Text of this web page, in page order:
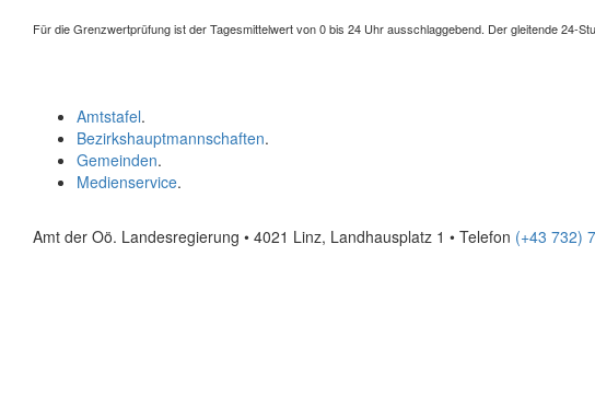
Für die Grenzwertprüfung ist der Tagesmittelwert von 0 bis 24 Uhr ausschlaggebend. Der gleitende 24-
Amtstafel.
Bezirkshauptmannschaften.
Gemeinden.
Medienservice.
Amt der Oö. Landesregierung • 4021 Linz, Landhausplatz 1 • Telefon (+43 732)